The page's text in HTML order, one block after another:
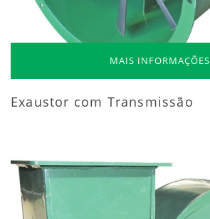
MAIS INFORMAÇÕES
Exaustor com Transmissão